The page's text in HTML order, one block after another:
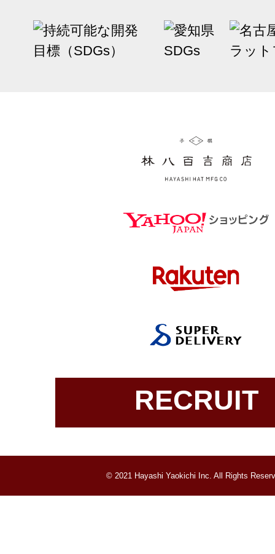
RECRUIT
© 2021 Hayashi Yaokichi Inc. All Rights